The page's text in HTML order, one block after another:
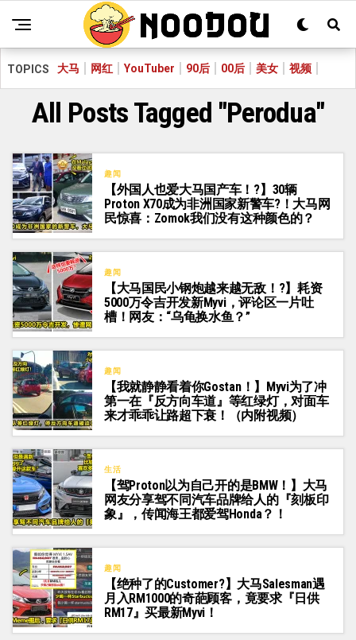
TOPICS 大马 网红 YouTuber 90后 00后 美女 视频
All Posts Tagged "Perodua"
趣闻
【外国人也爱大马国产车！?】30辆
Proton X70成为非洲国家新警车?！大马网
民惊喜：Zomok我们没有这种颜色的？
趣闻
【大马国民小钢炮越来越无敌！?】耗资
5000万令吉开发新Myvi，评论区一片吐
槽！网友：“乌龟换水鱼？”
趣闻
【我就静静看着你Gostan！】Myvi为了冲
第一在『反方向车道』等红绿灯，对面车
来才乖乖让路超下衰！（内附视频）
生活
【驾Proton以为自己开的是BMW！】大马
网友分享驾不同汽车品牌给人的『刻板印
象』，传闻海王都爱驾Honda？！
趣闻
【绝种了的Customer?】大马Salesman遇
月入RM1000的奇葩顾客，竟要求『日供
RM17』买最新Myvi！